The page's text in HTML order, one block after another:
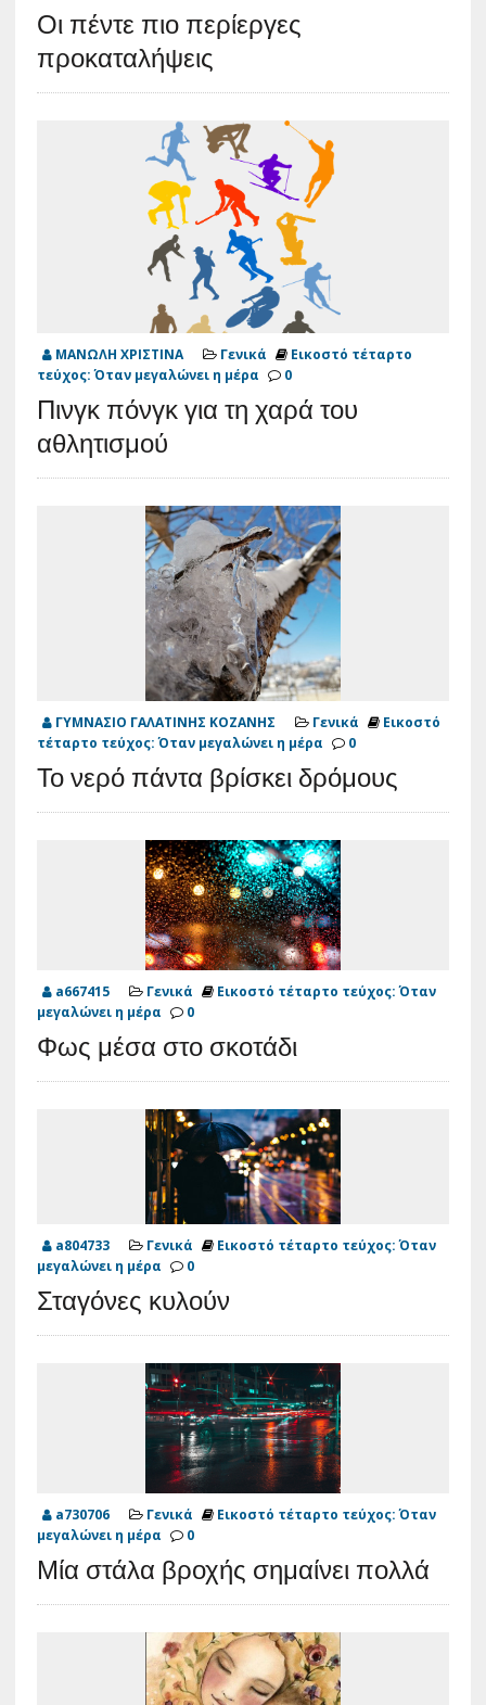
Οι πέντε πιο περίεργες
προκαταλήψεις
ΜΑΝΩΛΗ ΧΡΙΣΤΙΝΑ Γενικά
Εικοστό τέταρτο
τεύχος: Όταν μεγαλώνει η μέρα
0
Πινγκ πόνγκ για τη χαρά του
αθλητισμού
ΓΥΜΝΑΣΙΟ ΓΑΛΑΤΙΝΗΣ ΚΟΖΑΝΗΣ Γενικά
Εικοστό
τέταρτο τεύχος: Όταν μεγαλώνει η μέρα
0
Το νερό πάντα βρίσκει δρόμους
a667415 Γενικά
Εικοστό τέταρτο τεύχος: Όταν
μεγαλώνει η μέρα
0
Φως μέσα στο σκοτάδι
a804733 Γενικά
Εικοστό τέταρτο τεύχος: Όταν
μεγαλώνει η μέρα
0
Σταγόνες κυλούν
a730706 Γενικά
Εικοστό τέταρτο τεύχος: Όταν
μεγαλώνει η μέρα
0
Μία στάλα βροχής σημαίνει πολλά